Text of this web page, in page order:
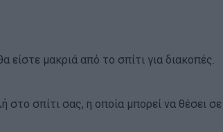
μακριά από το σπίτι για διακοπές.
στο σπίτι σας, η οποία μπορεί να θέσει